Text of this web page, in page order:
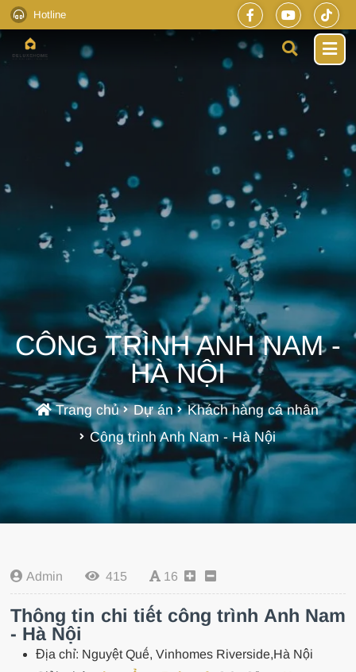
Hotline
CÔNG TRÌNH ANH NAM -
HÀ NỘI
Trang chủ Dự án
Khách hàng cá nhân
Công trình Anh Nam - Hà Nội
Admin 415 16
Thông tin chi tiết công trình Anh Nam
- Hà Nội
Địa chỉ: Nguyệt Quế, Vinhomes Riverside,Hà Nội